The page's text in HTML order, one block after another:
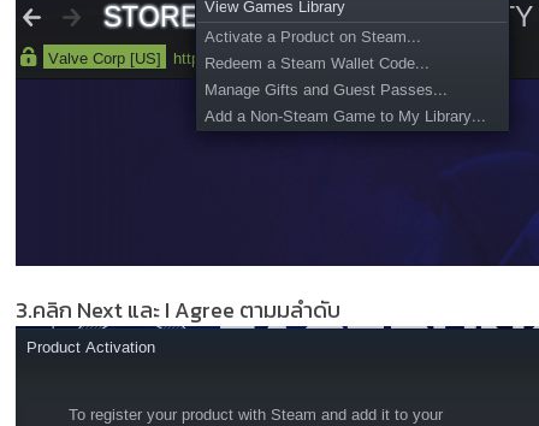
3.คลิก Next และ I Agree ตามมลำดับ